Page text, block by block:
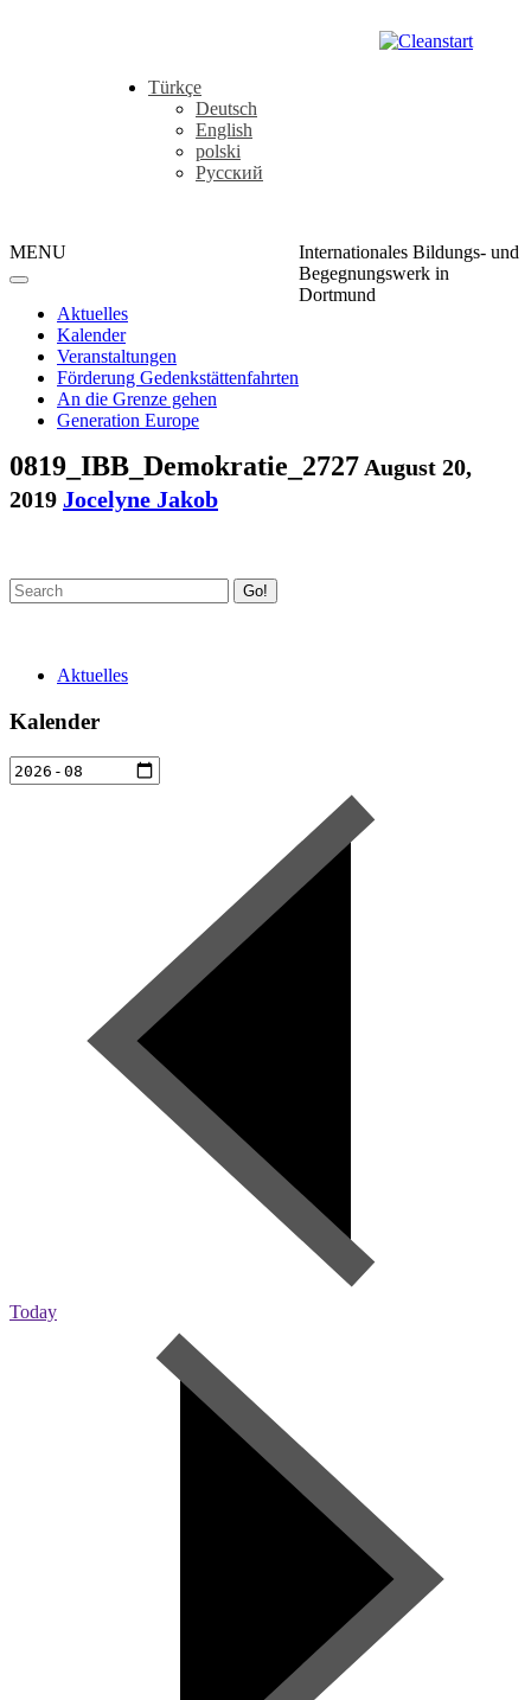
Türkçe
Deutsch
English
polski
Русский
MENU
Aktuelles
Kalender
Veranstaltungen
Förderung Gedenkstättenfahrten
An die Grenze gehen
Generation Europe
Internationales Bildungs- und
Begegnungswerk in
Dortmund
0819_IBB_Demokratie_2727 August 20,
2019 Jocelyne Jakob
Go!
Aktuelles
Kalender
Today